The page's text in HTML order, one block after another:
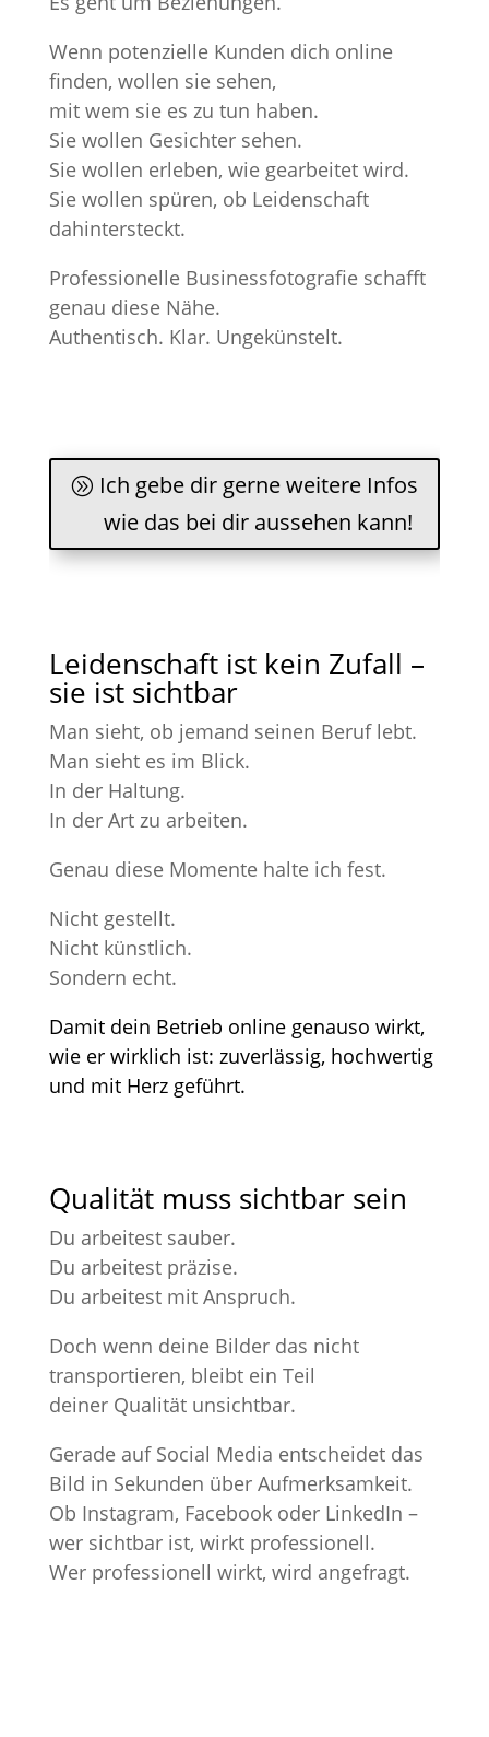
Wenn potenzielle Kunden dich online
finden, wollen sie sehen,
mit wem sie es zu tun haben.
Sie wollen Gesichter sehen.
Sie wollen erleben, wie gearbeitet wird.
Sie wollen spüren, ob Leidenschaft
dahintersteckt.
Professionelle Businessfotografie schafft
genau diese Nähe.
Authentisch. Klar. Ungekünstelt.
Ich gebe dir gerne weitere Infos
wie das bei dir aussehen kann!
Leidenschaft ist kein Zufall –
sie ist sichtbar
Man sieht, ob jemand seinen Beruf lebt.
Man sieht es im Blick.
In der Haltung.
In der Art zu arbeiten.
Genau diese Momente halte ich fest.
Nicht gestellt.
Nicht künstlich.
Sondern echt.
Damit dein Betrieb online genauso wirkt,
wie er wirklich ist: zuverlässig, hochwertig
und mit Herz geführt.
Qualität muss sichtbar sein
Du arbeitest sauber.
Du arbeitest präzise.
Du arbeitest mit Anspruch.
Doch wenn deine Bilder das nicht
transportieren, bleibt ein Teil
deiner Qualität unsichtbar.
Gerade auf Social Media entscheidet das
Bild in Sekunden über Aufmerksamkeit.
Ob Instagram, Facebook oder LinkedIn –
wer sichtbar ist, wirkt professionell.
Wer professionell wirkt, wird angefragt.